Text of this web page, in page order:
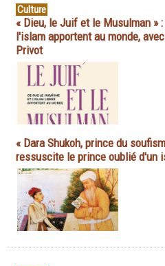
Culture
« Dieu, le Juif et le Musulman »
l'islam apportent au monde,
Privot
« Dara Shukoh, prince du
ressuscite le prince oublié d'un